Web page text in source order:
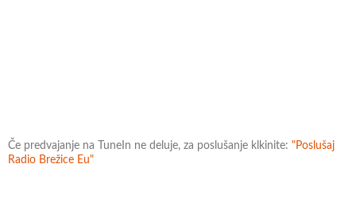
Če predvajanje na TuneIn ne deluje, za poslušanje klkinite: "Poslušaj
Radio Brežice Eu"